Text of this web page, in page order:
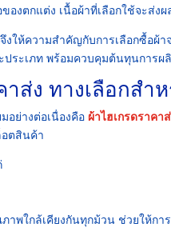
องตกแต่ง เนื้อผ้าที่เลือกใช้จะส่
งให้ความสำคัญกับการเลือกซื้อผ้
ประเภท พร้อมควบคุมต้นทุนการผ
าส่ง ทางเลือกส
อย่างต่อเนื่องคือ ผ้าไฮเกรดราคา
ตสินค้า
าพใกล้เคียงกันทุกม้วน ช่วยให้ก